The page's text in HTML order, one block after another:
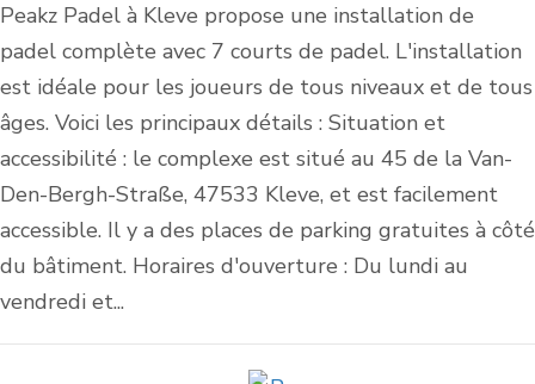
Peakz Padel à Kleve propose une installation de
padel complète avec 7 courts de padel. L'installation
est idéale pour les joueurs de tous niveaux et de tous
âges. Voici les principaux détails : Situation et
accessibilité : le complexe est situé au 45 de la Van-
Den-Bergh-Straße, 47533 Kleve, et est facilement
accessible. Il y a des places de parking gratuites à côté
du bâtiment. Horaires d'ouverture : Du lundi au
vendredi et...